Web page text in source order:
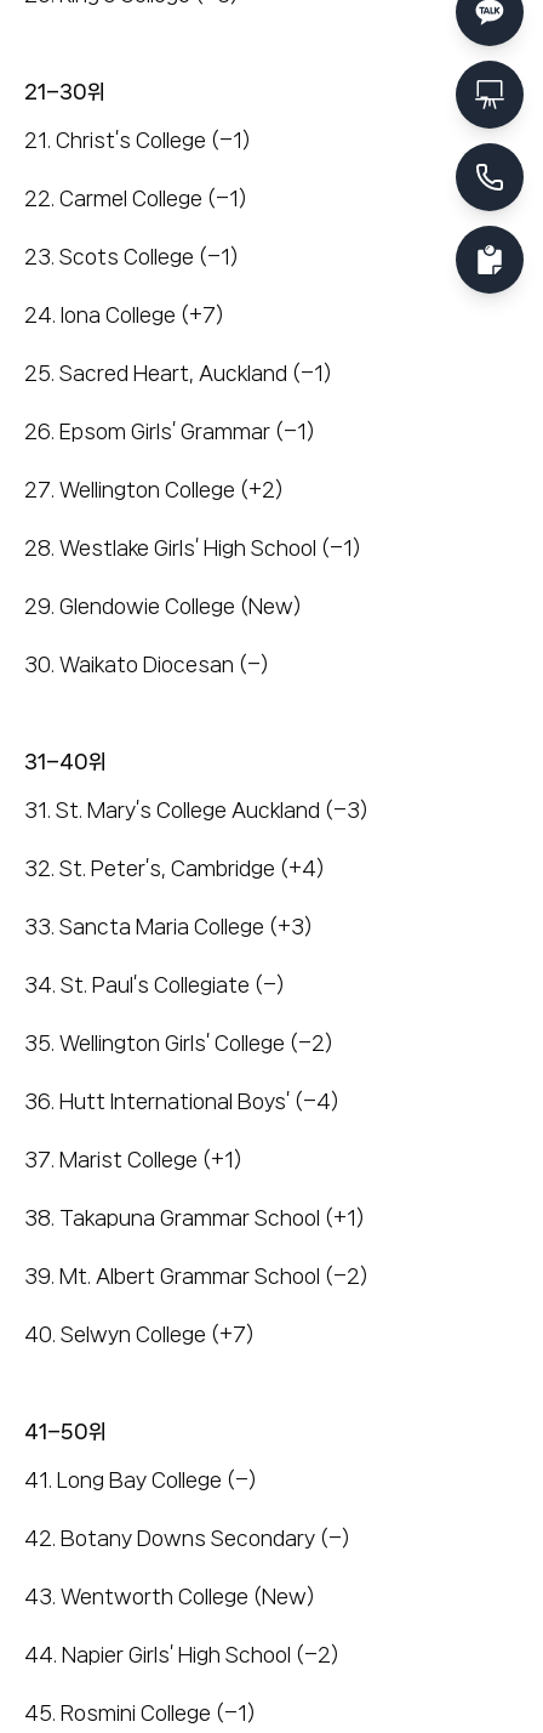
21–30위
21. Christ’s College (–1)
22. Carmel College (–1)
23. Scots College (–1)
24. Iona College (+7)
25. Sacred Heart, Auckland (–1)
26. Epsom Girls’ Grammar (–1)
27. Wellington College (+2)
28. Westlake Girls’ High School (–1)
29. Glendowie College (New)
30. Waikato Diocesan (–)
31–40위
31. St. Mary’s College Auckland (–3)
32. St. Peter’s, Cambridge (+4)
33. Sancta Maria College (+3)
34. St. Paul’s Collegiate (–)
35. Wellington Girls’ College (–2)
36. Hutt International Boys’ (–4)
37. Marist College (+1)
38. Takapuna Grammar School (+1)
39. Mt. Albert Grammar School (–2)
40. Selwyn College (+7)
41–50위
41. Long Bay College (–)
42. Botany Downs Secondary (–)
43. Wentworth College (New)
44. Napier Girls’ High School (–2)
45. Rosmini College (–1)